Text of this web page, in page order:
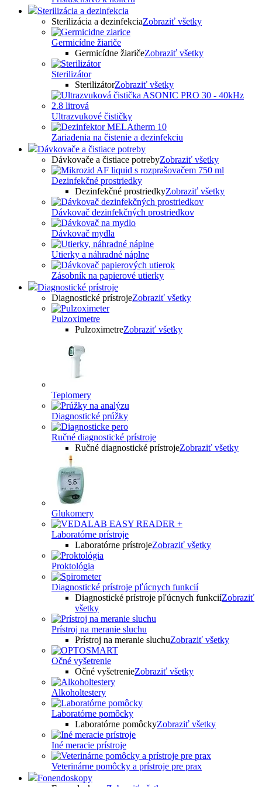
Sterilizácia a dezinfekcia
Sterilizácia a dezinfekciaZobraziť všetky
Germicídne žiariče
Germicídne žiaričeZobraziť všetky
Sterilizátor
SterilizátorZobraziť všetky
Ultrazvukové čističky
Zariadenia na čistenie a dezinfekciu
Dávkovače a čistiace potreby
Dávkovače a čistiace potrebyZobraziť všetky
Dezinfekčné prostriedky
Dezinfekčné prostriedkyZobraziť všetky
Dávkovač dezinfekčných prostriedkov
Dávkovač mydla
Utierky a náhradné náplne
Zásobník na papierové utierky
Diagnostické prístroje
Diagnostické prístrojeZobraziť všetky
Pulzoximetre
PulzoximetreZobraziť všetky
Teplomery
Diagnostické prúžky
Ručné diagnostické prístroje
Ručné diagnostické prístrojeZobraziť všetky
Glukomery
Laboratórne prístroje
Laboratórne prístrojeZobraziť všetky
Proktológia
Diagnostické prístroje pľúcnych funkcií
Diagnostické prístroje pľúcnych funkciíZobraziť
všetky
Prístroj na meranie sluchu
Prístroj na meranie sluchuZobraziť všetky
Očné vyšetrenie
Očné vyšetrenieZobraziť všetky
Alkoholtestery
Laboratórne pomôcky
Laboratórne pomôckyZobraziť všetky
Iné meracie prístroje
Veterinárne pomôcky a prístroje pre prax
Fonendoskopy